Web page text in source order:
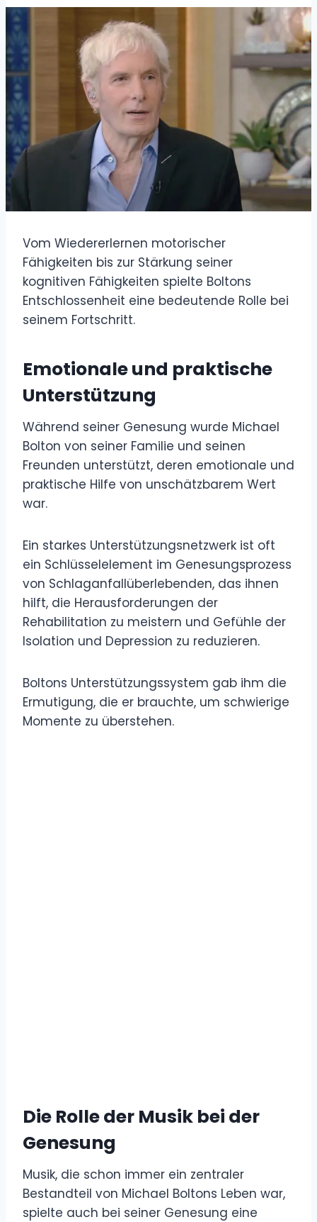
Vom Wiedererlernen motorischer
Fähigkeiten bis zur Stärkung seiner
kognitiven Fähigkeiten spielte Boltons
Entschlossenheit eine bedeutende Rolle bei
seinem Fortschritt.
Emotionale und praktische
Unterstützung
Während seiner Genesung wurde Michael
Bolton von seiner Familie und seinen
Freunden unterstützt, deren emotionale und
praktische Hilfe von unschätzbarem Wert
war.
Ein starkes Unterstützungsnetzwerk ist oft
ein Schlüsselelement im Genesungsprozess
von Schlaganfallüberlebenden, das ihnen
hilft, die Herausforderungen der
Rehabilitation zu meistern und Gefühle der
Isolation und Depression zu reduzieren.
Boltons Unterstützungssystem gab ihm die
Ermutigung, die er brauchte, um schwierige
Momente zu überstehen.
Die Rolle der Musik bei der
Genesung
Musik, die schon immer ein zentraler
Bestandteil von Michael Boltons Leben war,
spielte auch bei seiner Genesung eine